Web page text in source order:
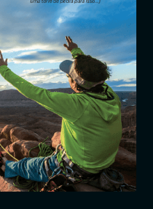
Notícias
Entrar